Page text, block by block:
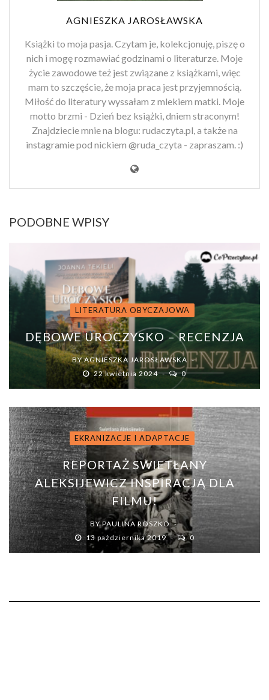
AGNIESZKA JAROSŁAWSKA
Książki to moja pasja. Czytam je, kolekcjonuję, piszę o
nich i mogę rozmawiać godzinami o literaturze. Moje
życie zawodowe też jest związane z książkami, więc
mam to szczęście, że moja praca jest przyjemnością.
Miłość do literatury wyssałam z mlekiem matki. Moje
motto brzmi - Dzień bez książki, dniem straconym!
Znajdziecie mnie na blogu: rudaczyta.pl, a także na
instagramie pod nickiem @ruda_czyta - zapraszam. :)
PODOBNE WPISY
LITERATURA OBYCZAJOWA
DĘBOWE UROCZYSKO – RECENZJA
BYAGNIESZKA JAROSŁAWSKA
22 kwietnia 2024
0
EKRANIZACJE I ADAPTACJE
REPORTAŻ SWIETŁANY
ALEKSIJEWICZ INSPIRACJĄ DLA
FILMU!
BYPAULINA ROSZKO
13 października 2019
0